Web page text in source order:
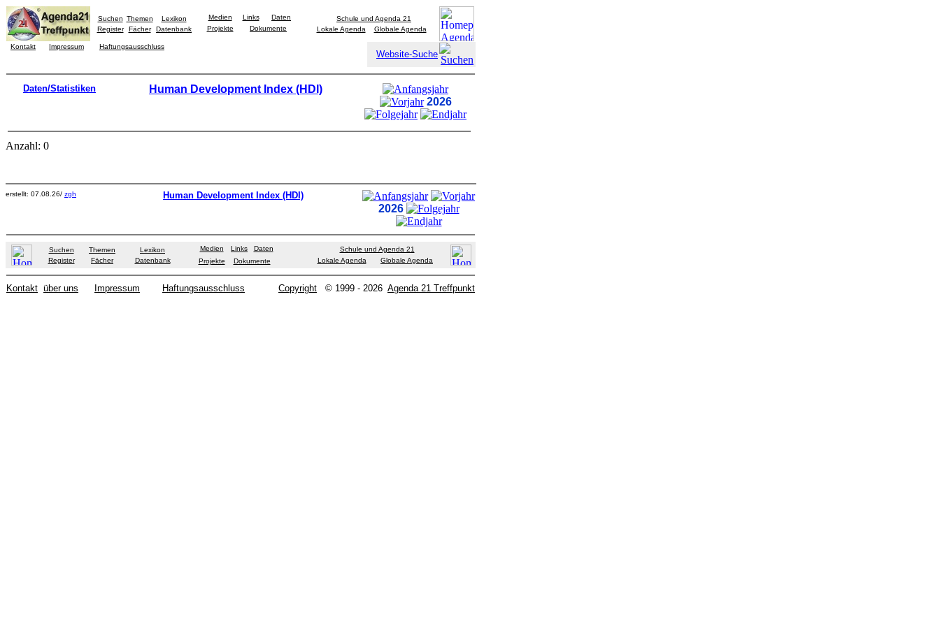
Suchen Themen
Lexikon
Register
Fächer Datenbank
Medien Links
Daten
Projekte
Dokumente
Schule und Agenda 21
Lokale Agenda
Globale Agenda
Kontakt Impressum Haftungsausschluss
Website-Suche
Daten/Statistiken
Human Development Index (HDI)
2026
Anzahl: 0
erstellt: 07.08.26/ zgh Human Development Index (HDI)
2026
Suchen Themen
Lexikon
Register
Fächer Datenbank
Medien Links
Daten
Projekte
Dokumente
Schule und Agenda 21
Lokale Agenda
Globale Agenda
Kontakt über uns Impressum Haftungsausschluss Copyright © 1999 - 2026 Agenda 21 Treffpunkt